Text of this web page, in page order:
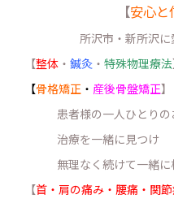
【安心と
所沢市・新所沢
【整体 ・ 鍼灸 ・ 特殊物理療法
【骨格矯正 ・ 産後骨盤矯正】
患者様の一人ひとり
治療を一緒に見つけ
無理なく続けて一緒
【首・肩の痛み・腰痛・関